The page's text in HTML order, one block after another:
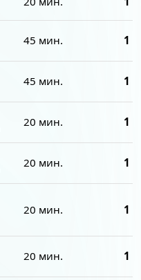
45 мин. 1
45 мин. 1
20 мин. 1
20 мин. 1
20 мин. 1
20 мин. 1